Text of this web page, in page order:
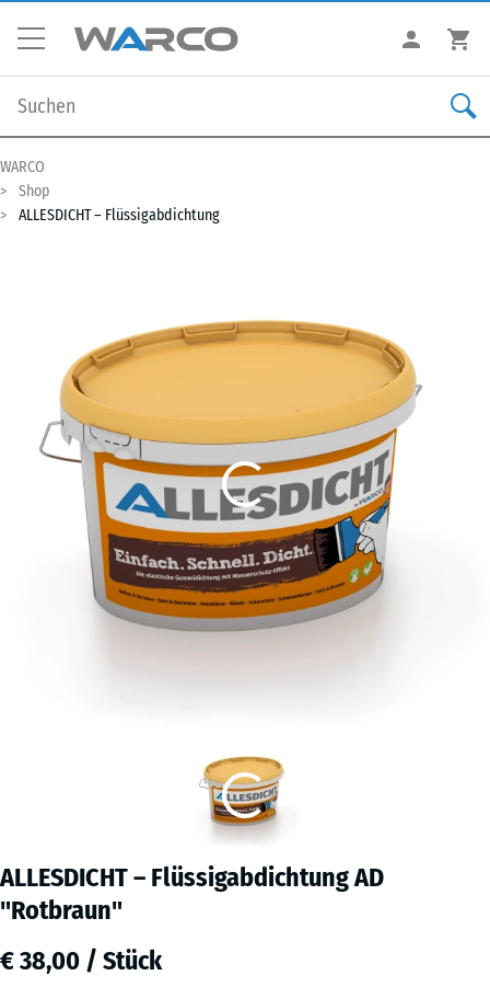
WARCO
Shop
ALLESDICHT – Flüssigabdichtung
ALLESDICHT – Flüssigabdichtung AD
"Rotbraun"
€ 38,00 / Stück